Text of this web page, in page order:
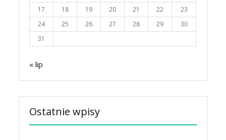
17
18 19 20 21 22
23
24
25 26 27 28 29
30
31
« lip
Ostatnie wpisy